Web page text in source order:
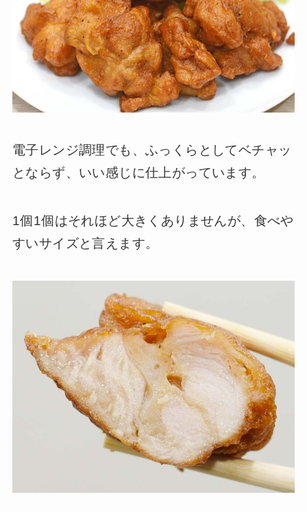
電子レンジ調理でも、ふっくらとしてベチャッ
とならず、いい感じに仕上がっています。
1個1個はそれほど大きくありませんが、食べや
すいサイズと言えます。